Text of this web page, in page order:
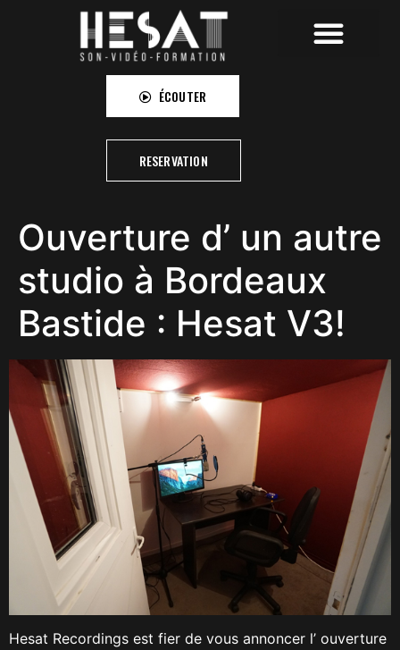
ÉCOUTER
RESERVATION
Ouverture d’ un autre
studio à Bordeaux
Bastide : Hesat V3!
Hesat Recordings est fier de vous annoncer l’ ouverture